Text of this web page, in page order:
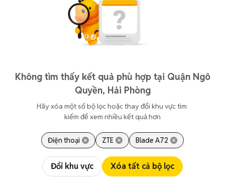
Không tìm thấy kết quả phù hợp tại Quận Ngô
Quyền, Hải Phòng
Hãy xóa một số bộ lọc hoặc thay đổi khu vực tìm
kiếm để xem nhiều kết quả hơn
Điện thoại ZTE Blade A72
Đổi khu vực Xóa tất cả bộ lọc